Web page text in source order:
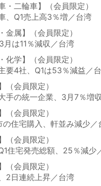
・二輪車】（会員限定）
、Q1売上高3％増／台湾
金属】（会員限定）
月は11％減収／台湾
化学】（会員限定）
要4社、Q1は53％減益／
（会員限定）
手の統一企業、3月7％増
（会員限定）
の住宅購入、軒並み減少／
（会員限定）
住宅発売総額、25％減少
（会員限定）
2日連続上昇／台湾